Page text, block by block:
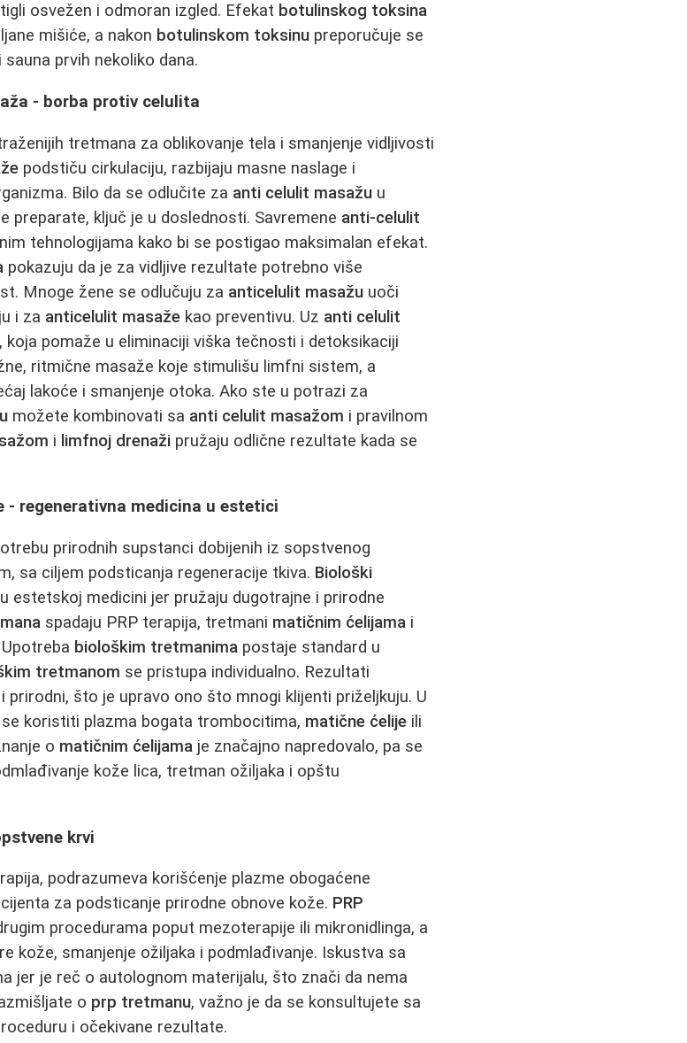
osvežen i odmoran izgled. Efekat botulinskog toksina
mišiće, a nakon botulinskom toksinu preporučuje se
prvih nekoliko dana.
- borba protiv celulita
tretmana za oblikovanje tela i smanjenje vidljivosti
podstiču cirkulaciju, razbijaju masne naslage i
Bilo da se odlučite za anti celulit masažu u
preparate, ključ je u doslednosti. Savremene anti-celulit
tehnologijama kako bi se postigao maksimalan efekat.
pokazuju da je za vidljive rezultate potrebno više
Mnoge žene se odlučuju za anticelulit masažu uoči
i za anticelulit masaže kao preventivu. Uz anti celulit
, koja pomaže u eliminaciji viška tečnosti i detoksikaciji
ritmične masaže koje stimulišu limfni sistem, a
lakoće i smanjenje otoka. Ako ste u potrazi za
možete kombinovati sa anti celulit masažom i pravilnom
i limfnoj drenaži pružaju odlične rezultate kada se
regenerativna medicina u estetici
prirodnih supstanci dobijenih iz sopstvenog
sa ciljem podsticanja regeneracije tkiva. Biološki
estetskoj medicini jer pružaju dugotrajne i prirodne
spadaju PRP terapija, tretmani matičnim ćelijama i
biološkim tretmanima postaje standard u
tretmanom se pristupa individualno. Rezultati
prirodni, što je upravo ono što mnogi klijenti priželjkuju. U
koristiti plazma bogata trombocitima, matične ćelije ili
o matičnim ćelijama je značajno napredovalo, pa se
kože lica, tretman ožiljaka i opštu
krvi
podrazumeva korišćenje plazme obogaćene
za podsticanje prirodne obnove kože. PRP
procedurama poput mezoterapije ili mikronidlinga, a
kože, smanjenje ožiljaka i podmlađivanje. Iskustva sa
jer je reč o autolognom materijalu, što znači da nema
o prp tretmanu, važno je da se konsultujete sa
i očekivane rezultate.